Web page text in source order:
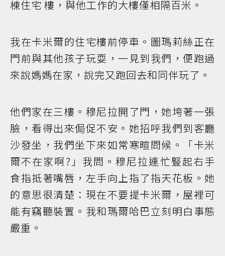
棟住宅 樓，與他工作的大樓僅相隔百米。
我在卡米爾的住宅樓前停車。圖瑪莉絲正在
門前與其他孩子玩耍，一見到我們，便跑過
來說媽媽在家，說完又跑回去和同伴玩了。
他們家在三樓。穆尼拉開了門，她垮著一張
臉，看得出來侷促不安。她招呼我們到客廳
沙發坐，我們坐下來如常寒暄問候。「卡米
爾不在家啊?」我問。穆尼拉連忙豎起右手
食指抵著嘴唇，左手向上指了指天花板。她
的意思很清楚：現在不要提卡米爾，屋裡可
能有竊聽裝置。我和瑪爾哈巴立刻明白事態
嚴重。